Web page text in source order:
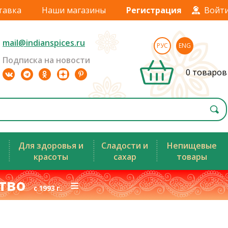
Наши магазины Регистрация
mail@indianspices.ru
Подписка на новости
РУС ENG
0 товаров
Для здоровья и
красоты
Сладости и
сахар
Непищевые
товары
с 1993 г.≡